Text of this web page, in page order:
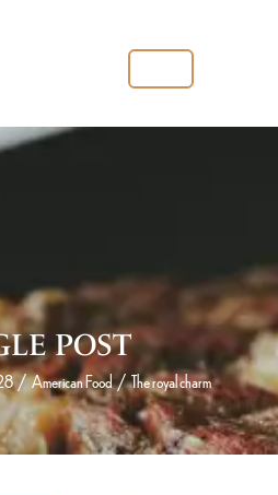
POST
/ American Food / The royal charm